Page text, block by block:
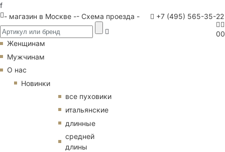
f
- магазин в Москве -- Схема проезда - +7 (495) 565-35-22
00
Женщинам
Мужчинам
О нас
Новинки
все пуховики
итальянские
длинные
средней
длины